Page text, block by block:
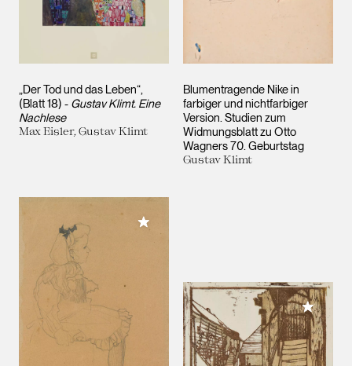
„Der Tod und das Leben“,
(Blatt 18) - Gustav Klimt. Eine
Nachlese
Max Eisler, Gustav Klimt
Blumentragende Nike in
farbiger und nichtfarbiger
Version. Studien zum
Widmungsblatt zu Otto
Wagners 70. Geburtstag
Gustav Klimt
Meiner Sammlung hinzufügen
Meiner